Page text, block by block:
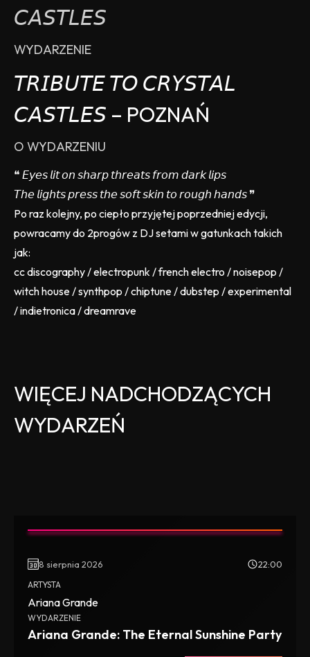
𝘊𝘈𝘚𝘛𝘓𝘌𝘚
WYDARZENIE
𝘛𝘙𝘐𝘉𝘜𝘛𝘌 𝘛𝘖 𝘊𝘙𝘠𝘚𝘛𝘈𝘓
𝘊𝘈𝘚𝘛𝘓𝘌𝘚 – POZNAŃ
O WYDARZENIU
❝ 𝘌𝘺𝘦𝘴 𝘭𝘪𝘵 𝘰𝘯 𝘴𝘩𝘢𝘳𝘱 𝘵𝘩𝘳𝘦𝘢𝘵𝘴 𝘧𝘳𝘰𝘮 𝘥𝘢𝘳𝘬 𝘭𝘪𝘱𝘴
𝘛𝘩𝘦 𝘭𝘪𝘨𝘩𝘵𝘴 𝘱𝘳𝘦𝘴𝘴 𝘵𝘩𝘦 𝘴𝘰𝘧𝘵 𝘴𝘬𝘪𝘯 𝘵𝘰 𝘳𝘰𝘶𝘨𝘩 𝘩𝘢𝘯𝘥𝘴 ❞
Po raz kolejny, po ciepło przyjętej poprzedniej edycji,
powracamy do 2progów z DJ setami w gatunkach takich
jak:
cc discography / electropunk / french electro / noisepop /
witch house / synthpop / chiptune / dubstep / experimental
/ indietronica / dreamrave
WIĘCEJ NADCHODZĄCYCH
WYDARZEŃ
8 sierpnia 2026 22:00
ARTYSTA
Ariana Grande
WYDARZENIE
Ariana Grande: The Eternal Sunshine Party